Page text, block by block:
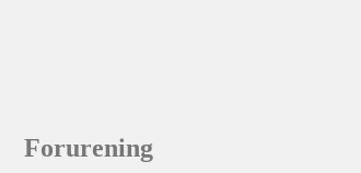
Forurening